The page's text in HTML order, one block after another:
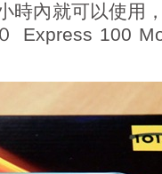
時內就可以使用
Express 100